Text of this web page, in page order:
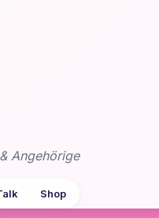
Angehörige
Shop